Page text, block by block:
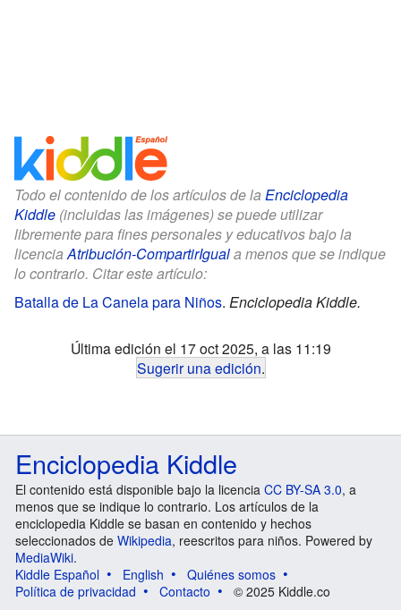
Todo el contenido de los artículos de la Enciclopedia
Kiddle (incluidas las imágenes) se puede utilizar
libremente para fines personales y educativos bajo la
licenciaAtribución-CompartirIguala menos que se indique
lo contrario. Citar este artículo:
Batalla de La Canela para Niños. Enciclopedia Kiddle.
Última edición el 17 oct 2025, a las 11:19
Sugerir una edición.
Enciclopedia Kiddle
El contenido está disponible bajo la licencia CC BY-SA 3.0, a
menos que se indique lo contrario. Los artículos de la
enciclopedia Kiddle se basan en contenido y hechos
seleccionados de Wikipedia, reescritos para niños. Powered by
MediaWiki.
Kiddle Español
English
Quiénes somos
Política de privacidad
Contacto © 2025 Kiddle.co